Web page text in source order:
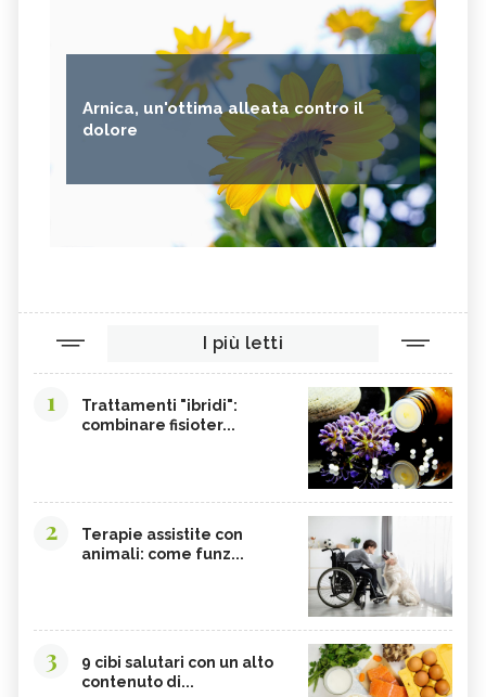
Arnica, un'ottima alleata contro il
dolore
I più letti
1
Trattamenti "ibridi":
combinare fisioter...
2
Terapie assistite con
animali: come funz...
3
9 cibi salutari con un alto
contenuto di...